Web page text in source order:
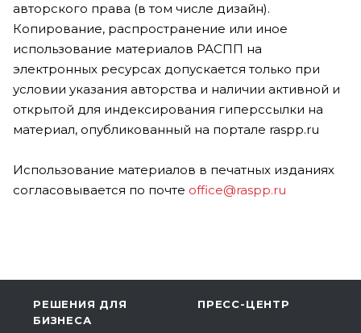
авторского права (в том числе дизайн).
Копирование, распространение или иное
использование материалов РАСПП на
электронных ресурсах допускается только при
условии указания авторства и наличии активной и
открытой для индексирования гиперссылки на
материал, опубликованный на портале raspp.ru
Использование материалов в печатных изданиях
согласовывается по почте office@raspp.ru
РЕШЕНИЯ ДЛЯ
БИЗНЕСА
ПРЕСС-ЦЕНТР